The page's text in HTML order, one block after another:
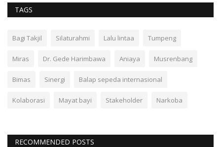
TAGS
Bagi Takjil Silaturahmi Lalu lintaa Tumpeng
Miras Dr. Gede Harimbawa Aniaya Musrenbang
Bimas Sinergi Balap sepeda internasional
Kolaborasi Mayat bayi Stakeholder Narkoba
RECOMMENDED POSTS